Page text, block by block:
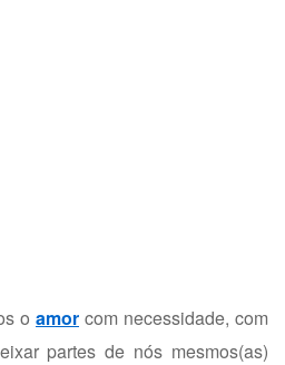
o amor com necessidade, com
partes de nós mesmos(as)